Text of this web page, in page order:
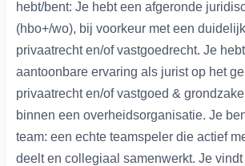
hebt/bent: Je hebt een afgeronde
(hbo+/wo), bij voorkeur met een
privaatrecht en/of vastgoedrecht. Je
aantoonbare ervaring als jurist op het
privaatrecht en/of vastgoed &
binnen een overheidsorganisatie. Je
team: een echte teamspeler die actief
deelt en collegiaal samenwerkt. Je vindt